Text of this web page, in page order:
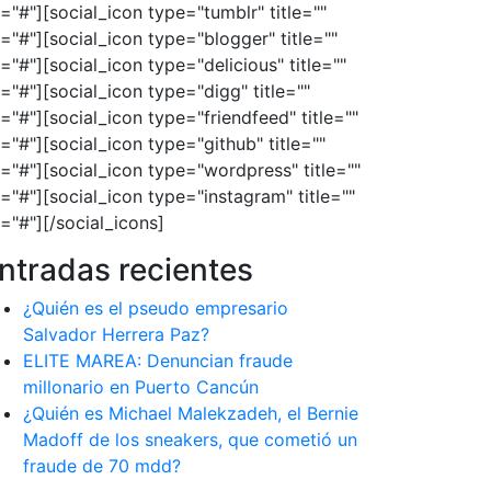
type="tumblr" title=""
type="blogger" title=""
type="delicious" title=""
type="digg" title=""
type="friendfeed" title=""
type="github" title=""
type="wordpress" title=""
type="instagram" title=""
social_icons]
recientes
¿Quién es el pseudo empresario
Salvador Herrera Paz?
ELITE MAREA: Denuncian fraude
millonario en Puerto Cancún
¿Quién es Michael Malekzadeh, el Bernie
Madoff de los sneakers, que cometió un
fraude de 70 mdd?